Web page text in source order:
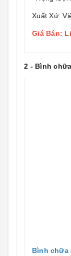
Xuất Xứ:
Giá Bán:
2 - Bình
Bình chữa